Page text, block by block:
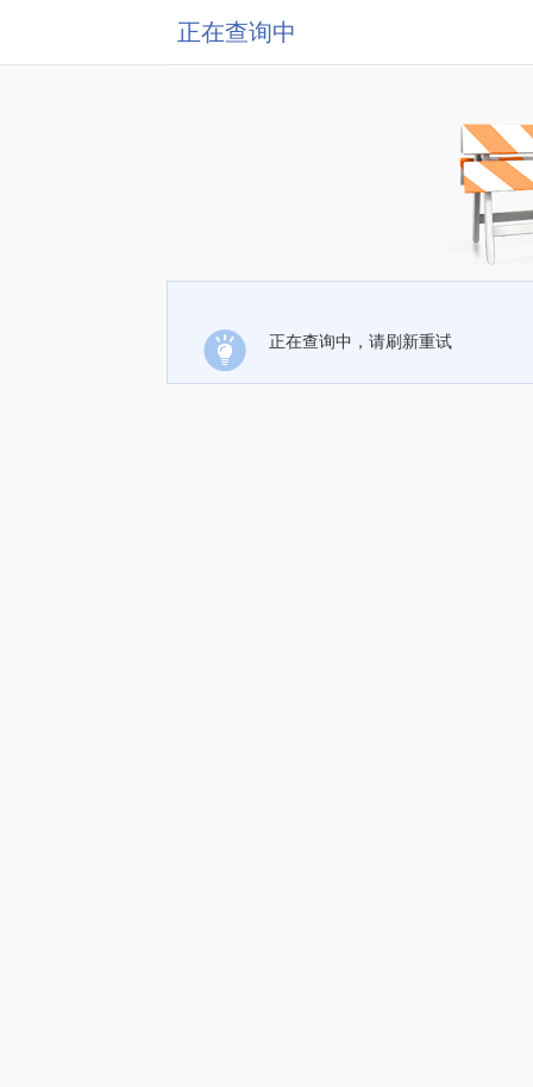
正在查询中
正在查询中，请刷新重试